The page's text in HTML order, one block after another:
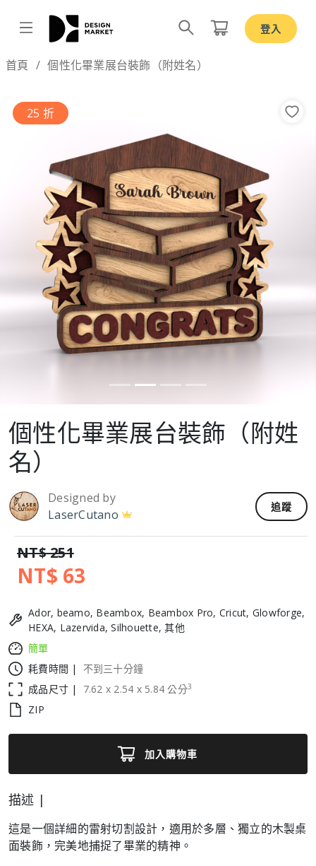
登入
首頁 個性化畢業展台裝飾（附姓名）
25 折
Previous
個性化畢業展台裝飾（附姓
名）
Designed by
LaserCutano
追蹤
NT$ 251
NT$ 63
Ador, beamo, Beambox, Beambox Pro, Cricut, Glowforge,
HEXA, Lazervida, Silhouette, 其他
簡單
耗費時間 |
不到三十分鐘
成品尺寸 |
7.62 x 2.54 x 5.84 公分3
ZIP
加入購物車
描述 |
這是一個詳細的雷射切割設計，適用於多層、獨立的木製桌
面裝飾，完美地捕捉了畢業的精神。